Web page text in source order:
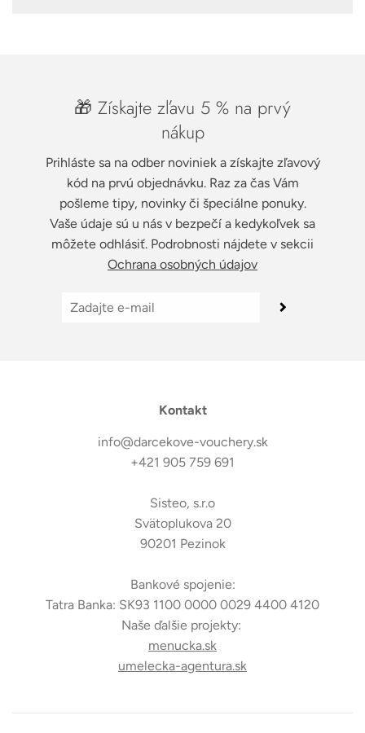
🎁 Získajte zľavu 5 % na prvý
nákup
Prihláste sa na odber noviniek a získajte zľavový
kód na prvú objednávku. Raz za čas Vám
pošleme tipy, novinky či špeciálne ponuky.
Vaše údaje sú u nás v bezpečí a kedykoľvek sa
môžete odhlásiť. Podrobnosti nájdete v sekcii
Ochrana osobných údajov
Kontakt
info@darcekove-vouchery.sk
+421 905 759 691
Sisteo, s.r.o
Svätoplukova 20
90201 Pezinok
Bankové spojenie:
Tatra Banka: SK93 1100 0000 0029 4400 4120
Naše ďalšie projekty:
menucka.sk
umelecka-agentura.sk